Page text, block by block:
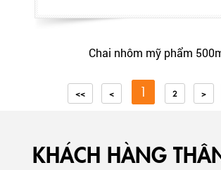
Chai nhôm mỹ phẩm
<< < 1 2 >
KHÁCH HÀNG